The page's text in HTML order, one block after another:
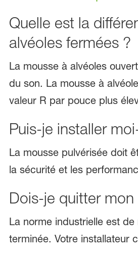
Quelle est la
alvéoles fermées ?
La mousse à alvéoles
du son. La mousse à
valeur R par pouce plus
Puis-je installer
La mousse pulvérisée doit
la sécurité et les
Dois-je quitter
La norme industrielle est
terminée. Votre installateur